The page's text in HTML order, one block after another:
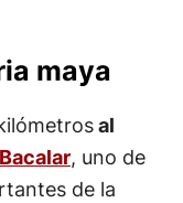
maya
al
Bacalar, uno de
de la